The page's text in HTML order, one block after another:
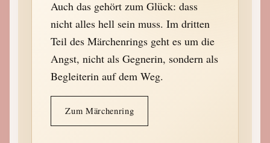
Auch das gehört zum Glück: dass
nicht alles hell sein muss. Im dritten
Teil des Märchenrings geht es um die
Angst, nicht als Gegnerin, sondern als
Begleiterin auf dem Weg.
Zum Märchenring